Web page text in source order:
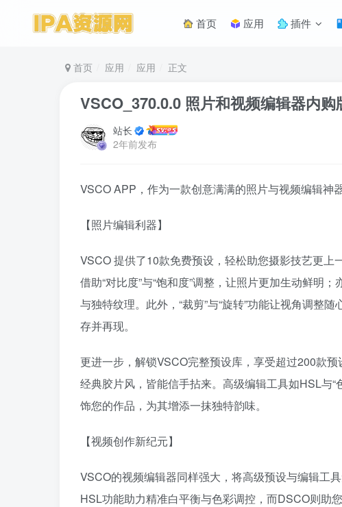
首页 应用 插件
首页 应用 应用 正文
VSCO_370.0.0 照片和视频编辑器内购
站长
2年前发布
VSCO APP，作为一款创意满满的照片与视频编辑神
【照片编辑利器】
VSCO 提供了10款免费预设，轻松助您摄影技艺更上
借助“对比度”与“饱和度”调整，让照片更加生动鲜明
与独特纹理。此外，“裁剪”与“旋转”功能让视角调整
存并再现。
更进一步，解锁VSCO完整预设库，享受超过200款
经典胶片风，皆能信手拈来。高级编辑工具如HSL与“
饰您的作品，为其增添一抹独特韵味。
【视频创作新纪元】
VSCO的视频编辑器同样强大，将高级预设与编辑工
HSL功能助力精准白平衡与色彩调控，而DSCO则助